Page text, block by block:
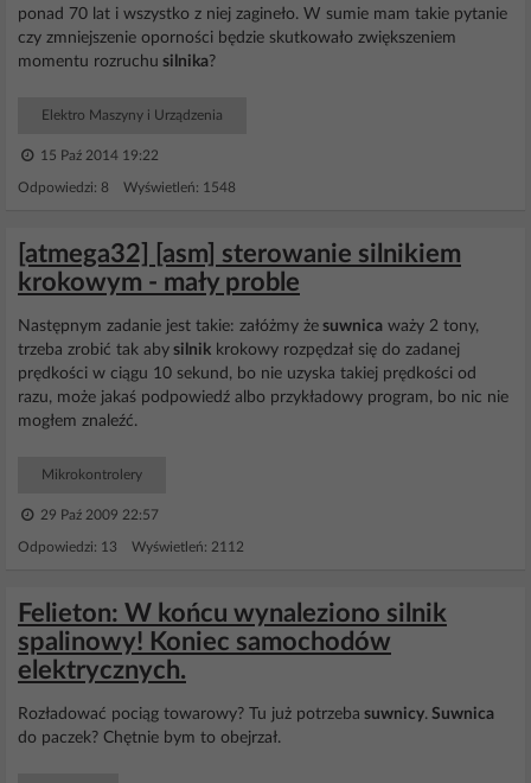
ponad 70 lat i wszystko z niej zagineło. W sumie mam takie pytanie
czy zmniejszenie oporności będzie skutkowało zwiększeniem
momentu rozruchu silnika?
Elektro Maszyny i Urządzenia
15 Paź 2014 19:22
Odpowiedzi: 8 Wyświetleń: 1548
[atmega32] [asm] sterowanie silnikiem
krokowym - mały proble
Następnym zadanie jest takie: załóżmy że suwnica waży 2 tony,
trzeba zrobić tak aby silnik krokowy rozpędzał się do zadanej
prędkości w ciągu 10 sekund, bo nie uzyska takiej prędkości od
razu, może jakaś podpowiedź albo przykładowy program, bo nic nie
mogłem znaleźć.
Mikrokontrolery
29 Paź 2009 22:57
Odpowiedzi: 13 Wyświetleń: 2112
Felieton: W końcu wynaleziono silnik
spalinowy! Koniec samochodów
elektrycznych.
Rozładować pociąg towarowy? Tu już potrzeba suwnicy. Suwnica
do paczek? Chętnie bym to obejrzał.